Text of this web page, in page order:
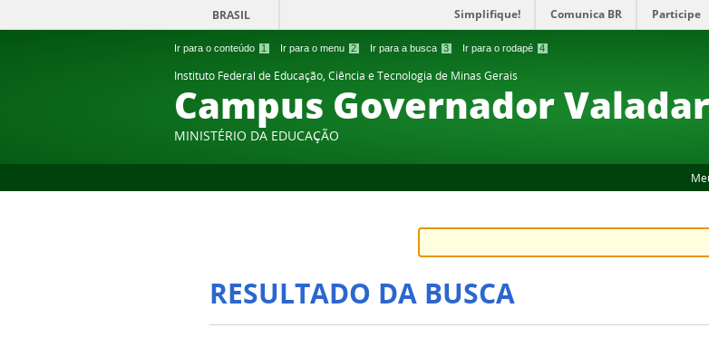
Ir para o conteúdo 1 Ir para o menu 2 Ir para a busca 3 Ir para o rodapé 4
BRASIL Simplifique! Comunica BR Participe
Instituto Federal de Educação, Ciência e Tecnologia de Minas Gerais
Campus Governador
MINISTÉRIO DA EDUCAÇÃO
RESULTADO DA BUSCA